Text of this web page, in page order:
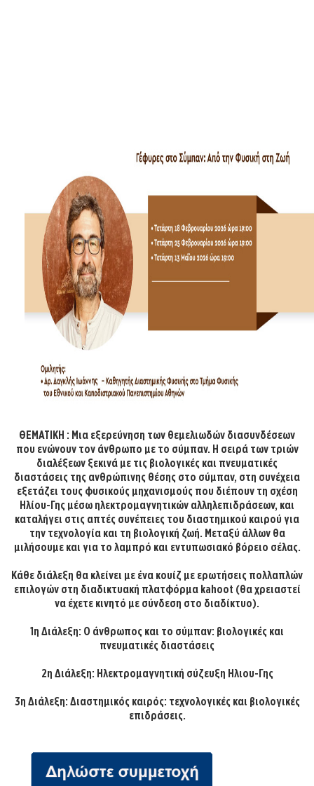
ΘΕΜΑΤΙΚΗ : Μια εξερεύνηση των θεμελιωδών διασυνδέσεων
που ενώνουν τον άνθρωπο με το σύμπαν. Η σειρά των τριών
διαλέξεων ξεκινά με τις βιολογικές και πνευματικές
διαστάσεις της ανθρώπινης θέσης στο σύμπαν, στη συνέχεια
εξετάζει τους φυσικούς μηχανισμούς που διέπουν τη σχέση
Ηλίου-Γης μέσω ηλεκτρομαγνητικών αλληλεπιδράσεων, και
καταλήγει στις απτές συνέπειες του διαστημικού καιρού για
την τεχνολογία και τη βιολογική ζωή. Μεταξύ άλλων θα
μιλήσουμε και για το λαμπρό και εντυπωσιακό βόρειο σέλας.
Κάθε διάλεξη θα κλείνει με ένα κουίζ με ερωτήσεις πολλαπλών
επιλογών στη διαδικτυακή πλατφόρμα kahoot (θα χρειαστεί
να έχετε κινητό με σύνδεση στο διαδίκτυο).
1η Διάλεξη: Ο άνθρωπος και το σύμπαν: βιολογικές και
πνευματικές διαστάσεις
2η Διάλεξη: Ηλεκτρομαγνητική σύζευξη Ηλιου-Γης
3η Διάλεξη: Διαστημικός καιρός: τεχνολογικές και βιολογικές
επιδράσεις.